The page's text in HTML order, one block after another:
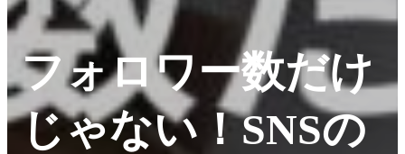
フォロワー数だけ
じゃない！SNSの